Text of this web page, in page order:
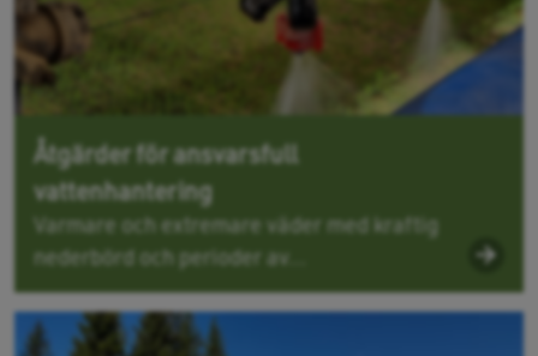
Åtgärder för ansvarsfull
vattenhantering
Varmare och extremare väder med kraftig
nederbörd och perioder av...